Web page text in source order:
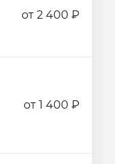
от 2 400 ₽
от 1 400 ₽